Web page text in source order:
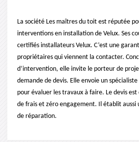
La société Les maîtres du toit est réputée
interventions en installation de Velux. Ses
certifiés installateurs Velux. C’est une
propriétaires qui viennent la contacter.
d’intervention, elle invite le porteur de
demande de devis. Elle envoie un
pour évaluer les travaux à faire. Le devis
de frais et zéro engagement. Il établit aussi
de réparation.